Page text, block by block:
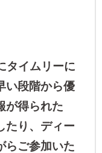
タイムリーに
い段階から優
が得られた
たり、ディー
らご参加いた